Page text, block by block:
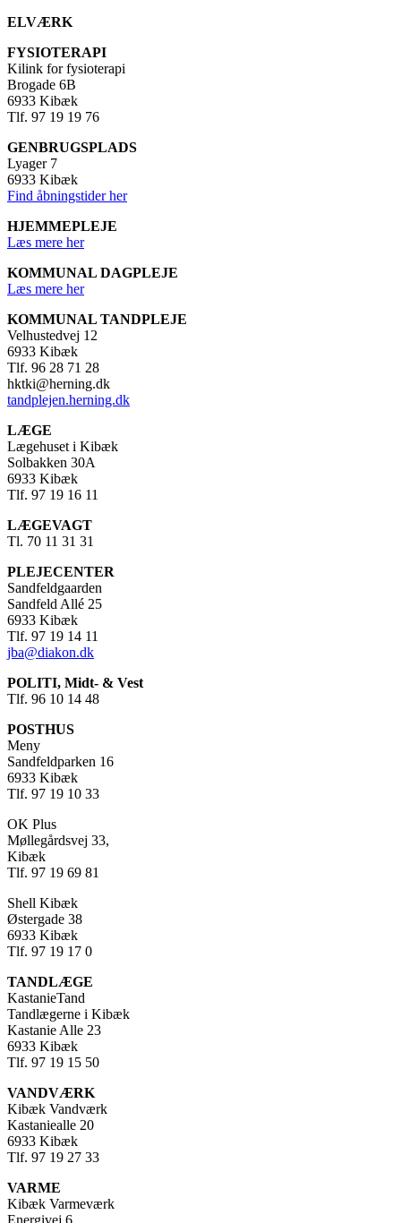
ELVÆRK
FYSIOTERAPI
Kilink for fysioterapi
Brogade 6B
6933 Kibæk
Tlf. 97 19 19 76
GENBRUGSPLADS
Lyager 7
6933 Kibæk
Find åbningstider her
HJEMMEPLEJE
Læs mere her
KOMMUNAL DAGPLEJE
Læs mere her
KOMMUNAL TANDPLEJE
Velhustedvej 12
6933 Kibæk
Tlf. 96 28 71 28
hktki@herning.dk
tandplejen.herning.dk
LÆGE
Lægehuset i Kibæk
Solbakken 30A
6933 Kibæk
Tlf. 97 19 16 11
LÆGEVAGT
Tl. 70 11 31 31
PLEJECENTER
Sandfeldgaarden
Sandfeld Allé 25
6933 Kibæk
Tlf. 97 19 14 11
jba@diakon.dk
POLITI, Midt- & Vest
Tlf. 96 10 14 48
POSTHUS
Meny
Sandfeldparken 16
6933 Kibæk
Tlf. 97 19 10 33
OK Plus
Møllegårdsvej 33,
Kibæk
Tlf. 97 19 69 81
Shell Kibæk
Østergade 38
6933 Kibæk
Tlf. 97 19 17 0
TANDLÆGE
KastanieTand
Tandlægerne i Kibæk
Kastanie Alle 23
6933 Kibæk
Tlf. 97 19 15 50
VANDVÆRK
Kibæk Vandværk
Kastaniealle 20
6933 Kibæk
Tlf. 97 19 27 33
VARME
Kibæk Varmeværk
Energivej 6